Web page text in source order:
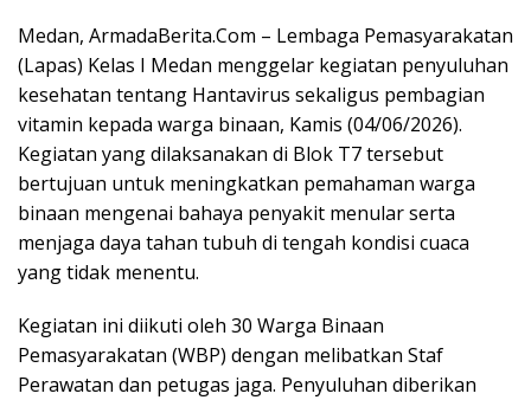
c
e
b
o
o
k
i
t
e
r
n
k
d
I
n
n
e
a
t
A
p
p
Medan, ArmadaBerita.Com – Lembaga Pemasyarakatan
(Lapas) Kelas I Medan menggelar kegiatan penyuluhan
kesehatan tentang Hantavirus sekaligus pembagian
vitamin kepada warga binaan, Kamis (04/06/2026).
Kegiatan yang dilaksanakan di Blok T7 tersebut
bertujuan untuk meningkatkan pemahaman warga
binaan mengenai bahaya penyakit menular serta
menjaga daya tahan tubuh di tengah kondisi cuaca
yang tidak menentu.
Kegiatan ini diikuti oleh 30 Warga Binaan
Pemasyarakatan (WBP) dengan melibatkan Staf
Perawatan dan petugas jaga. Penyuluhan diberikan